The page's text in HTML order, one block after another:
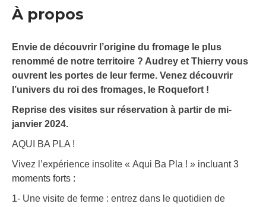
À propos
Envie de découvrir l’origine du fromage le plus
renommé de notre territoire ? Audrey et Thierry vous
ouvrent les portes de leur ferme. Venez découvrir
l’univers du roi des fromages, le Roquefort !
Reprise des visites sur réservation à partir de mi-
janvier 2024.
AQUI BA PLA !
Vivez l’expérience insolite « Aqui Ba Pla ! » incluant 3
moments forts :
1- Une visite de ferme : entrez dans le quotidien de